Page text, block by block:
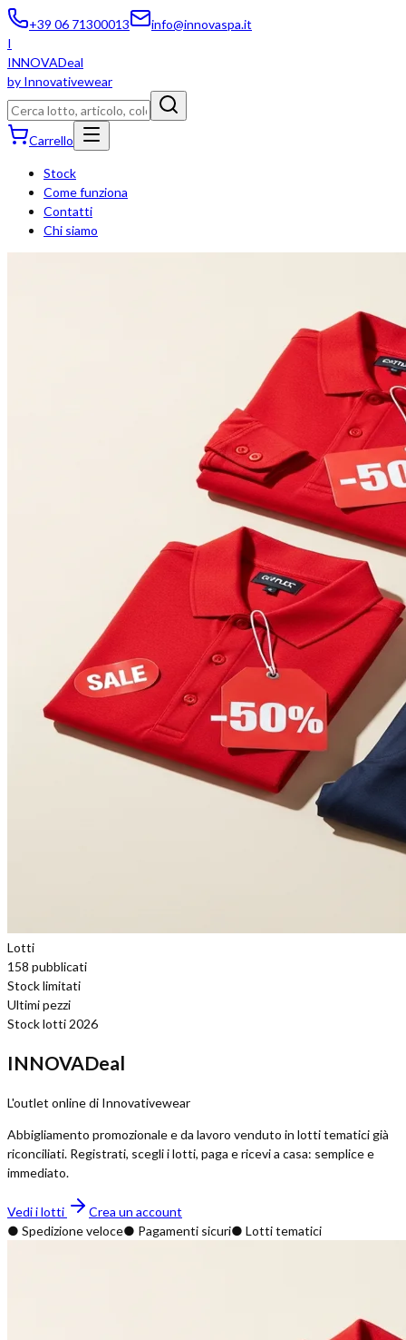
+39 06 71300013
info@innovaspa.it
I
INNOVADeal
by Innovativewear
Carrello
Stock
Come funziona
Contatti
Chi siamo
Lotti
158 pubblicati
Stock limitati
Ultimi pezzi
Stock lotti 2026
INNOVADeal
L'outlet online di Innovativewear
Abbigliamento promozionale e da lavoro venduto in lotti tematici già
riconciliati. Registrati, scegli i lotti, paga e ricevi a casa: semplice e
immediato.
Vedi i lotti
Crea un account
● Spedizione veloce● Pagamenti sicuri● Lotti tematici